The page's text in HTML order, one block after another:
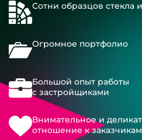
Сотни образцов стекла
Огромное портфолио
Большой опыт работы
с застройщиками
Внимательное и
отношение к заказчикам